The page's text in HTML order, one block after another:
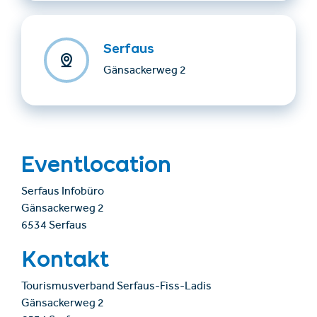
Serfaus
Gänsackerweg 2
Eventlocation
Serfaus Infobüro
Gänsackerweg 2
6534 Serfaus
Kontakt
Tourismusverband Serfaus-Fiss-Ladis
Gänsackerweg 2